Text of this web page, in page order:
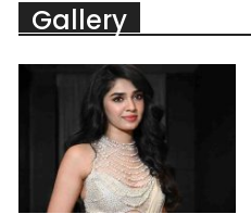
Gallery